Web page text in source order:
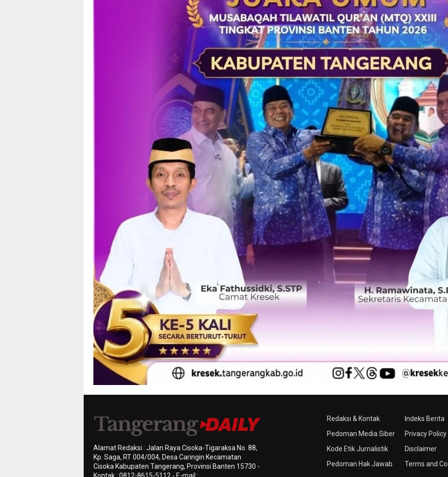
Redaksi & Kontak
Pedoman Media Siber
Kode Etik Jurnalistik
Pedoman Hak Jawab
Indeks Berita
Privacy Policy
Disclaimer
Terms and
Alamat Redaksi : Jalan Raya Cisoka-Tigaraksa No. 88,
Kp. Saga, RT 004/004, Desa Caringin Kecamatan
Cisoka Kabupaten Tangerang, Provinsi Banten 15730 -
Kontak : 0812-8615-5112 - E-mail :